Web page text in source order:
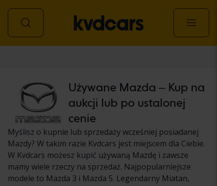
Używane Mazda – Kup na
aukcji lub po ustalonej
cenie
Myślisz o kupnie lub sprzedaży wcześniej posiadanej
Mazdy? W takim razie Kvdcars jest miejscem dla Ciebie.
W Kvdcars możesz kupić używaną Mazdę i zawsze
mamy wiele rzeczy na sprzedaż. Najpopularniejsze
modele to Mazda 3 i Mazda 5. Legendarny Miatan,